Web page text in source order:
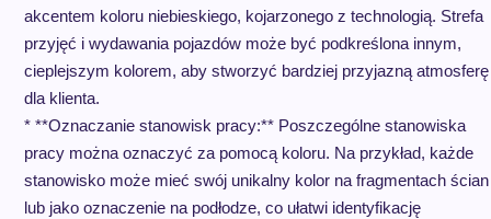
akcentem koloru niebieskiego, kojarzonego z technologią. Strefa
przyjęć i wydawania pojazdów może być podkreślona innym,
cieplejszym kolorem, aby stworzyć bardziej przyjazną atmosferę
dla klienta.
* **Oznaczanie stanowisk pracy:** Poszczególne stanowiska
pracy można oznaczyć za pomocą koloru. Na przykład, każde
stanowisko może mieć swój unikalny kolor na fragmentach ścian
lub jako oznaczenie na podłodze, co ułatwi identyfikację